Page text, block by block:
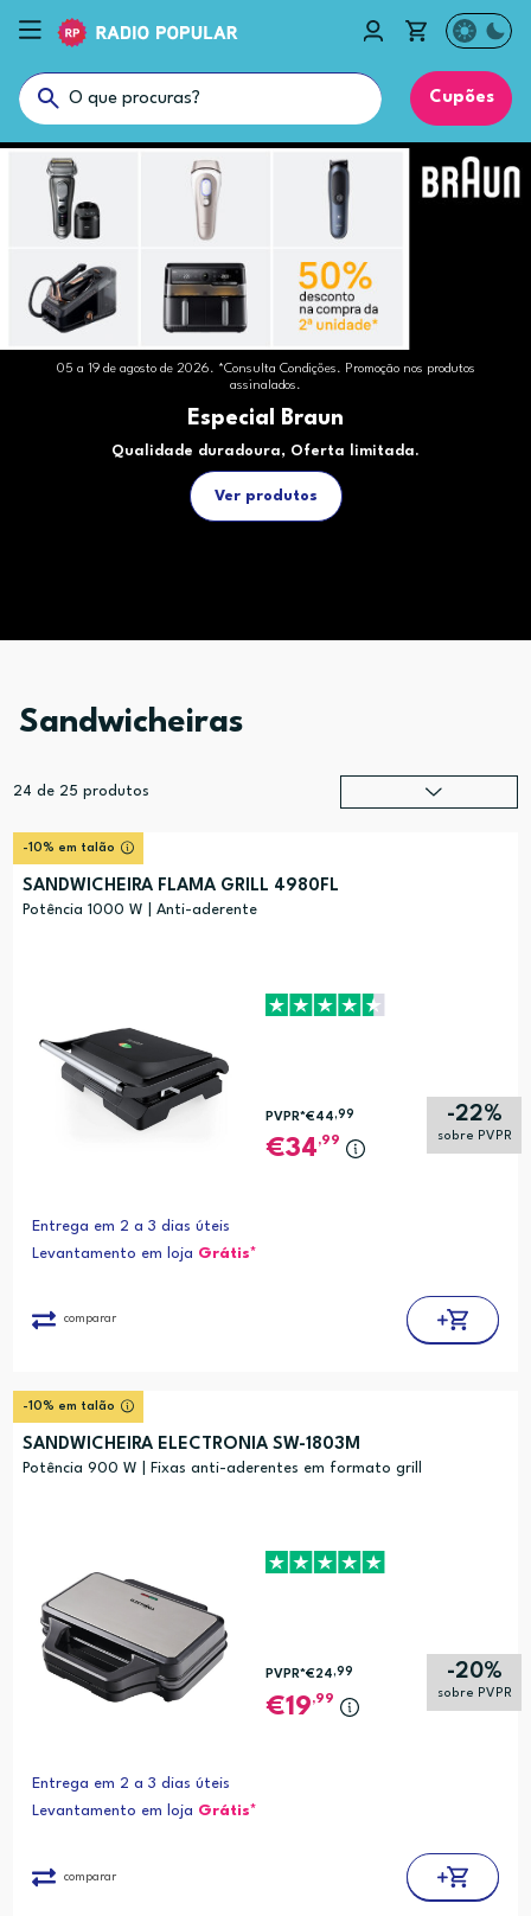
Cupões
05 a 19 de agosto de 2026. *Consulta Condições. Promoção nos produtos
assinalados.
Especial Braun
Qualidade duradoura, Oferta limitada.
Ver produtos
Sandwicheiras
24 de 25 produtos
-10% em talão
SANDWICHEIRA FLAMA GRILL 4980FL
Potência 1000 W | Anti-aderente
-22%
sobre PVPR
PVPR*€44 ,99
34,99
Entrega em 2 a 3 dias úteis
Levantamento em loja Grátis*
comparar
-10% em talão
SANDWICHEIRA ELECTRONIA SW-1803M
Potência 900 W | Fixas anti-aderentes em formato grill
-20%
sobre PVPR
PVPR*€24,99
19,99
Entrega em 2 a 3 dias úteis
Levantamento em loja Grátis*
comparar